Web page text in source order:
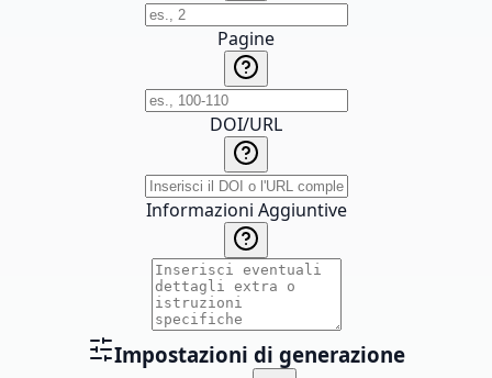
Pagine
DOI/URL
Informazioni Aggiuntive
Impostazioni di generazione